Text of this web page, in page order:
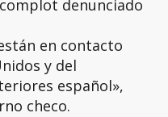
denunciado
en contacto
y del
español»,
checo.